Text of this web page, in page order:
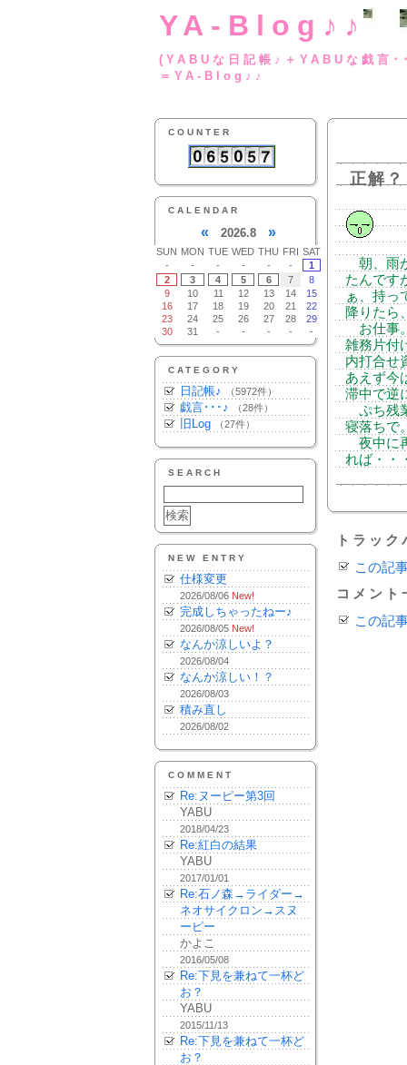
YA-Blog♪♪
(YABUな日記帳♪
＝YA-Blog♪♪
COUNTER
CALENDAR
« 2026.8 »
SUN MON TUE WED THU FRI SAT
-
- - - - -
1
2
3 4 5 6 7
8
9
10 11 12 13 14
15
16
17 18 19 20 21
22
23
24 25 26 27 28
29
30
31 - - - - -
CATEGORY
日記帳♪ （5972件）
戯言･･･♪ （28件）
旧Log （27件）
SEARCH
NEW ENTRY
仕様変更
2026/08/06 New!
完成しちゃったねー♪
2026/08/05 New!
なんか涼しいよ？
2026/08/04
なんか涼しい！？
2026/08/03
積み直し
2026/08/02
COMMENT
Re:ヌーピー第3回
YABU
2018/04/23
Re:紅白の結果
YABU
2017/01/01
Re:石ノ森→ライダー→
ネオサイクロン→スヌ
ーピー
かよこ
2016/05/08
Re:下見を兼ねて一杯ど
お？
YABU
2015/11/13
Re:下見を兼ねて一杯ど
お？
正解？
朝、雨
たんです
ぁ、持っ
降りたら
お仕事
雑務片付
内打合せ
あえず今
滞中で逆
ぷち残
寝落ちで
夜中に
れば・・
トラッ
この記
コメント
この記